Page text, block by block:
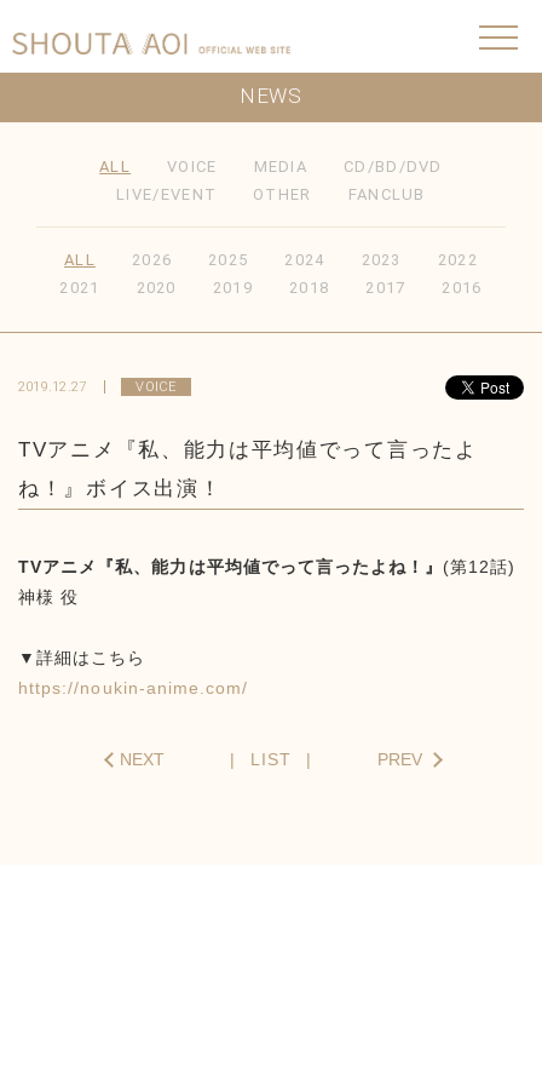
NEWS
ALL VOICE MEDIA
CD/BD/DVD
LIVE/EVENT
OTHER FANCLUB
ALL 2026 2025 2024 2023
2022
2021
2020 2019 2018 2017 2016
2019.12.27 VOICE
TVアニメ『私、能力は平均値でって言ったよ
ね！』ボイス出演！
TVアニメ『私、能力は平均値でって言ったよね！』 (第12話)
神様 役
▼詳細はこちら
https://noukin-anime.com/
NEXT LIST PREV